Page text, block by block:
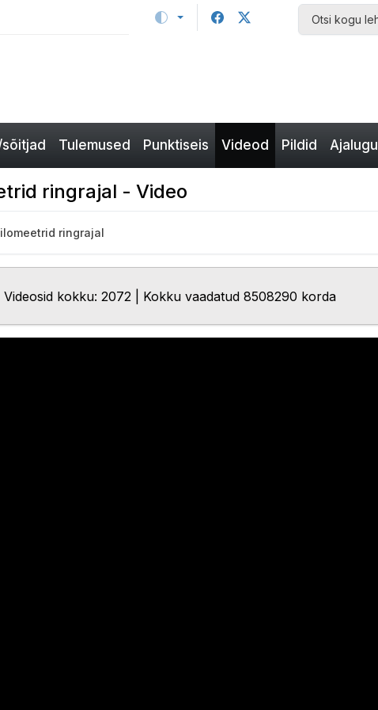
Tulemused Punktiseis Videod Pildid Ajalugu
ringrajal - Video
ringrajal
Videosid kokku: 2072 | Kokku vaadatud 8508290 korda